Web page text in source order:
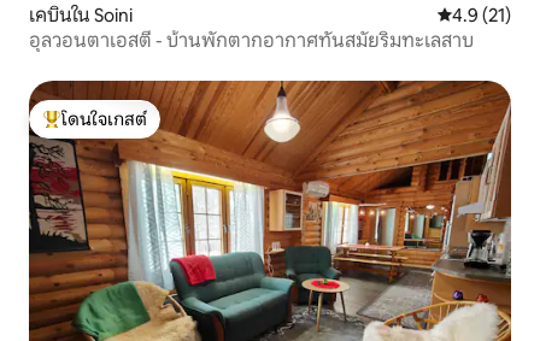
เคบินใน Soini คะแนนเฉลี่ย
4.9 (21)
อุลวอนตาเอสตี - บ้านพักตากอากาศทันสมัยริมทะเลสาบ
โดนใจเกสต์ที่สุด
โดนใจเกสต์